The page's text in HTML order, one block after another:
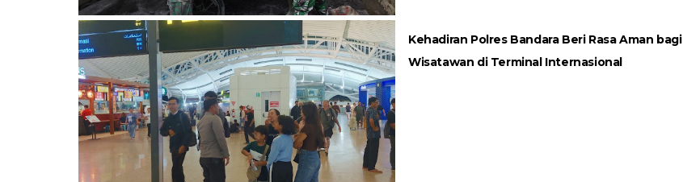
Kehadiran Polres Bandara Beri Rasa Aman bagi
Wisatawan di Terminal Internasional